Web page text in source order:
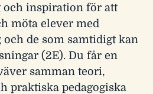
och inspiration för att
möta elever med
de som samtidigt kan
(2E). Du får en
samman teori,
praktiska pedagogiska